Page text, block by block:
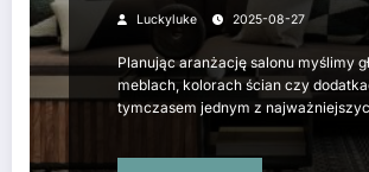
Luckyluke 2025-08-27
Planując aranżację salonu myślimy
meblach, kolorach ścian czy
tymczasem jednym z